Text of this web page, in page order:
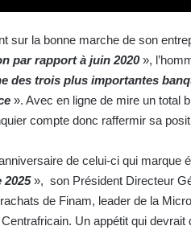
sur la bonne marche de son
par rapport à juin 2020»,
des trois plus importantes
». Avec en ligne de mire un total
compte donc raffermir sa
de celui-ci qui marque
2025», son Président Directeur
de Finam, leader de la
Un appétit qui